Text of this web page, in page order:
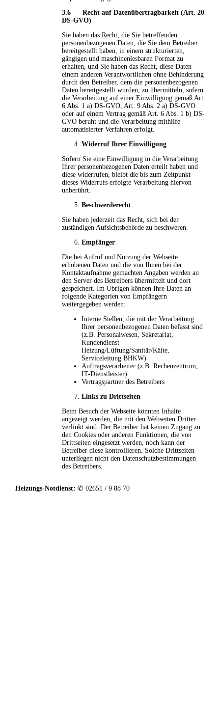
3.6 Recht auf Datenübertragbarkeit (Art. 20
DS-GVO)
Sie haben das Recht, die Sie betreffenden
personenbezogenen Daten, die Sie dem Betreiber
bereitgestellt haben, in einem strukturierten,
gängigen und maschinenlesbaren Format zu
erhalten, und Sie haben das Recht, diese Daten
einem anderen Verantwortlichen ohne Behinderung
durch den Betreiber, dem die personenbezogenen
Daten bereitgestellt wurden, zu übermitteln, sofern
die Verarbeitung auf einer Einwilligung gemäß Art.
6 Abs. 1 a) DS-GVO, Art. 9 Abs. 2 a) DS-GVO
oder auf einem Vertrag gemäß Art. 6 Abs. 1 b) DS-
GVO beruht und die Verarbeitung mithilfe
automatisierter Verfahren erfolgt.
Widerruf Ihrer Einwilligung
Sofern Sie eine Einwilligung in die Verarbeitung
Ihrer personenbezogenen Daten erteilt haben und
diese widerrufen, bleibt die bis zum Zeitpunkt
dieses Widerrufs erfolgte Verarbeitung hiervon
unberührt.
Beschwerderecht
Sie haben jederzeit das Recht, sich bei der
zuständigen Aufsichtsbehörde zu beschweren.
Empfänger
Die bei Aufruf und Nutzung der Webseite
erhobenen Daten und die von Ihnen bei der
Kontaktaufnahme gemachten Angaben werden an
den Server des Betreibers übermittelt und dort
gespeichert. Im Übrigen können Ihre Daten an
folgende Kategorien von Empfängern
weitergegeben werden:
Interne Stellen, die mit der Verarbeitung
Ihrer personenbezogenen Daten befasst sind
(z.B. Personalwesen, Sekretariat,
Kundendienst
Heizung/Lüftung/Sanitär/Kälte,
Serviceleitung BHKW)
Auftragsverarbeiter (z.B. Rechenzentrum,
IT-Dienstleister)
Vertragspartner des Betreibers
Links zu Drittseiten
Beim Besuch der Webseite könnten Inhalte
angezeigt werden, die mit den Webseiten Dritter
verlinkt sind. Der Betreiber hat keinen Zugang zu
den Cookies oder anderen Funktionen, die von
Drittseiten eingesetzt werden, noch kann der
Betreiber diese kontrollieren. Solche Drittseiten
unterliegen nicht den Datenschutzbestimmungen
des Betreibers.
Heizungs-Notdienst: ✆ 02651 / 9 88 70